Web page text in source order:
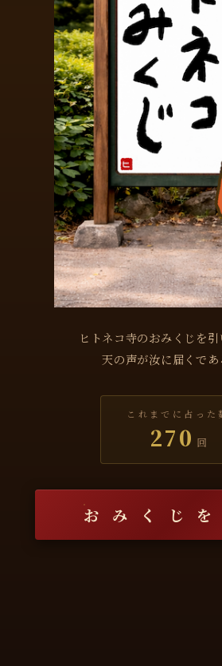
ヒトネコ寺のおみくじを引
天の声が汝に届くであ
これまでに占った
270 回
お み く じ を